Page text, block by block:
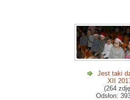
Jest taki
XII
(264
Odsłon: